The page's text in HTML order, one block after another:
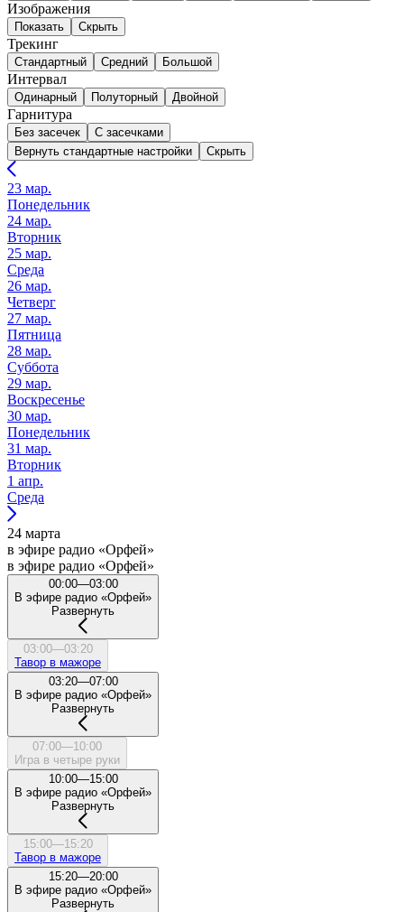
Изображения
Показать Скрыть
Трекинг
Стандартный Средний Большой
Интервал
Одинарный Полуторный Двойной
Гарнитура
Без засечек
С засечками
Вернуть стандартные настройки
Скрыть
23 мар.
Понедельник
24 мар.
Вторник
25 мар.
Среда
26 мар.
Четверг
27 мар.
Пятница
28 мар.
Суббота
29 мар.
Воскресенье
30 мар.
Понедельник
31 мар.
Вторник
1 апр.
Среда
24 марта
в эфире радио «Орфей»
в эфире радио «Орфей»
00:00—03:00
В эфире радио «Орфей»
Развернуть
03:00—03:20
Тавор в мажоре
03:20—07:00
В эфире радио «Орфей»
Развернуть
07:00—10:00
Игра в четыре руки
10:00—15:00
В эфире радио «Орфей»
Развернуть
15:00—15:20
Тавор в мажоре
15:20—20:00
В эфире радио «Орфей»
Развернуть